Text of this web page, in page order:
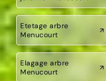
Etetage arbre
Menucourt
Elagage arbre
Menucourt